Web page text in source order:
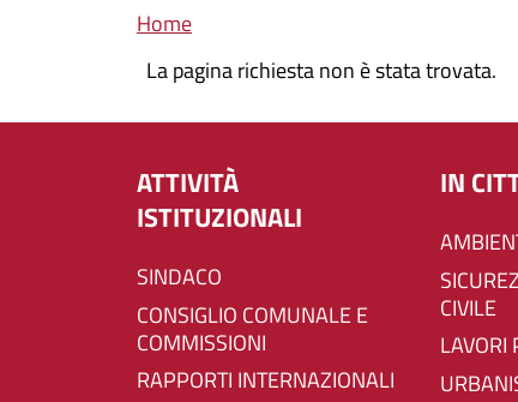
Briciole di pane
Home
La pagina richiesta non è stata trovata.
ATTIVITÀ
ISTITUZIONALI
SINDACO
CONSIGLIO COMUNALE E
COMMISSIONI
RAPPORTI INTERNAZIONALI
IN
SICUREZZA E PROTEZIONE
CIVILE